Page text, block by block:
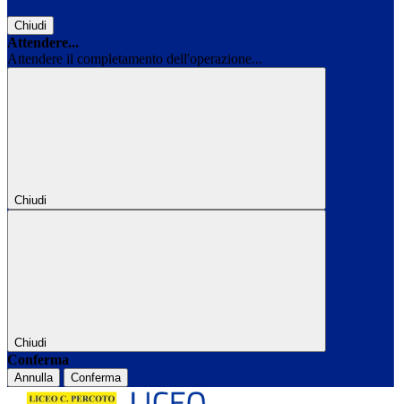
Chiudi
Attendere...
Attendere il completamento dell'operazione...
Chiudi
Chiudi
Conferma
Annulla Conferma